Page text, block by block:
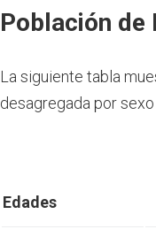
Población de
La siguiente tabla
desagregada por
Edades